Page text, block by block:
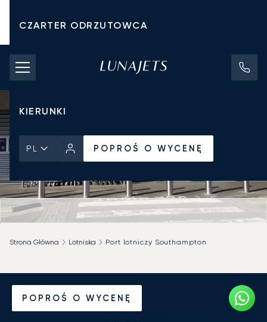
CZARTER ODRZUTOWCA
KOSZTY CZARTERU
PRYWATNE ODRZUTOWCE
KIERUNKI
PL POPROŚ O WYCENĘ
POPROŚ O WYCENĘ
Strona Główna Lotniska Port lotniczy Southampton
Prywatny odrzutowiec na
Port lotniczy Southampton